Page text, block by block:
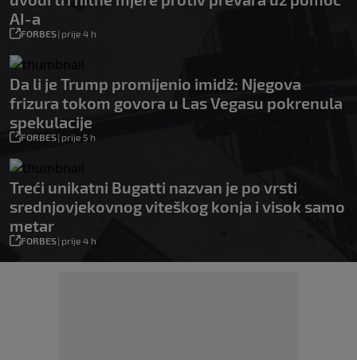
AI-a
FORBES| prije 4 h
Da li je Trump promijenio imidž: Njegova
frizura tokom govora u Las Vegasu pokrenula
spekulacije
FORBES| prije 5 h
Treći unikatni Bugatti nazvan je po vrsti
srednjovjekovnog viteškog konja i visok samo
metar
FORBES| prije 4 h